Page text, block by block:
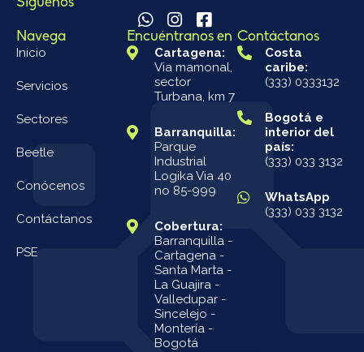
Síguenos
Navega
Inicio
Servicios
Sectores
Beetle
Conócenos
Contáctanos
PSE
Encuéntranos en
Cartagena:
Via mamonal,
sector
Turbana, km 7
Barranquilla:
Parque
Industrial
Logika Via 40
no 85-999
Cobertura:
Barranquilla -
Cartagena -
Santa Marta -
La Guajira -
Valledupar -
Sincelejo -
Montería -
Bogotá
Contáctanos
Costa
caribe:
(333) 0333132
Bogotá e
interior del
país:
(333) 033 3132
WhatsApp
(333) 033 3132